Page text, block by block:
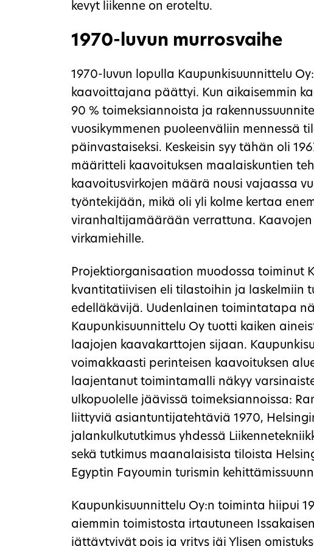
kevyt liikenne on eroteltu.
1970-luvun murrosvaihe
1970-luvun lopulla Kaupunkisuunnittelu
kaavoittajana päättyi. Kun aikaisemmin
90 % toimeksiannoista ja
vuosikymmenen puoleenväliin mennessä
päinvastaiseksi. Keskeisin syy tähän oli
määritteli kaavoituksen maalaiskuntien
kaavoitusvirkojen määrä nousi vajaassa
työntekijään, mikä oli yli kolme kertaa
viranhaltijamäärään verrattuna. Kaavojen
virkamiehille.
Projektiorganisaation muodossa toiminut
kvantitatiivisen eli tilastoihin ja laskelmiin
edelläkävijä. Uudenlainen toimintatapa
Kaupunkisuunnittelu Oy tuotti kaiken
laajojen kaavakarttojen sijaan.
voimakkaasti perinteisen kaavoituksen
laajentanut toimintamalli näkyy
ulkopuolelle jäävissä toimeksiannoissa:
liittyviä asiantuntijatehtäviä 1970,
jalankulkututkimus yhdessä
sekä tutkimus maanalaisista tiloista
Egyptin Fayoumin turismin
Kaupunkisuunnittelu Oy:n toiminta hiipui
aiemmin toimistosta irtautuneen
jättäytyivät pois ja yritys jäi Ylisen